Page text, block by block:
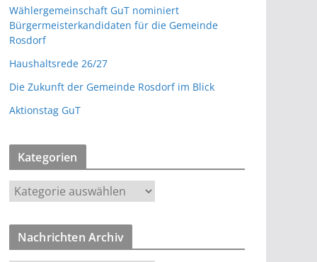
Wählergemeinschaft GuT nominiert
Bürgermeisterkandidaten für die Gemeinde
Rosdorf
Haushaltsrede 26/27
Die Zukunft der Gemeinde Rosdorf im Blick
Aktionstag GuT
Kategorien
a
t
Nachrichten Archiv